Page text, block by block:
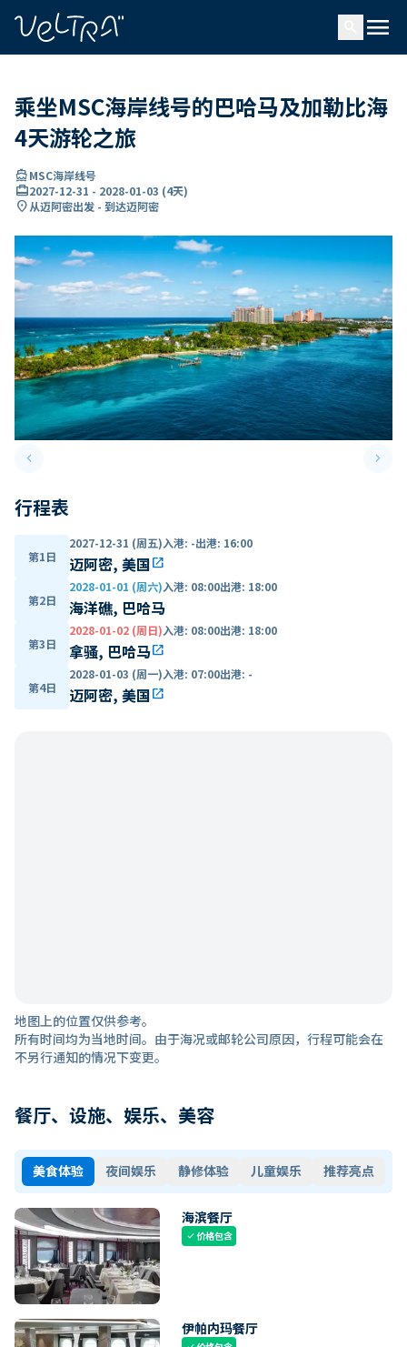
menu
乘坐MSC海岸线号的巴哈马及加勒比海
4天游轮之旅
directions_boatMSC海岸线号
card_travel2027-12-31 - 2028-01-03 (4天)
location_on从迈阿密出发 - 到达迈阿密
keyboard_arrow_leftPrevious slide keyboard_arrow_right
行程表
第1日
2027-12-31 (周五)入港: -出港: 16:00
迈阿密, 美国open_in_new
第2日
2028-01-01 (周六)入港: 08:00出港: 18:00
海洋礁, 巴哈马
第3日
2028-01-02 (周日)入港: 08:00出港: 18:00
拿骚, 巴哈马open_in_new
第4日
2028-01-03 (周一)入港: 07:00出港: -
迈阿密, 美国open_in_new
地图上的位置仅供参考。
所有时间均为当地时间。由于海况或邮轮公司原因，行程可能会在
不另行通知的情况下变更。
餐厅、设施、娱乐、美容
美食体验 夜间娱乐 静修体验 儿童娱乐 推荐亮点
海滨餐厅
check价格包含
伊帕内玛餐厅